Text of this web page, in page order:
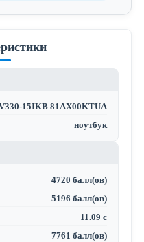
15IKB 81AX00KTUA
ноутбук
4720 балл(ов)
5196 балл(ов)
11.09 с
7761 балл(ов)